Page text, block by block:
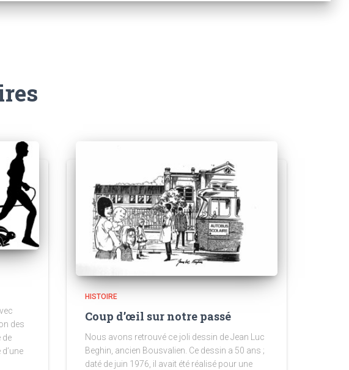
des
de
HISTOIRE
Coup d’œil sur notre passé
Nous avons retrouvé ce joli dessin de Jean Luc
Beghin, ancien Bousvalien. Ce dessin a 50 ans ;
daté de juin 1976, il avait été réalisé pour une